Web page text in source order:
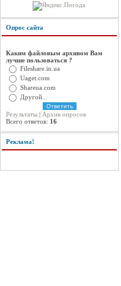
Опрос сайта
Каким файловым архивом Вам
лучше пользоваться ?
Fileshare.in.ua
Uaget.com
Shareua.com
Другой...
Результаты | Архив опросов
Всего ответов: 16
Реклама!